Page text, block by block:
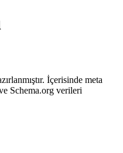
İçerisinde meta
Schema.org verileri